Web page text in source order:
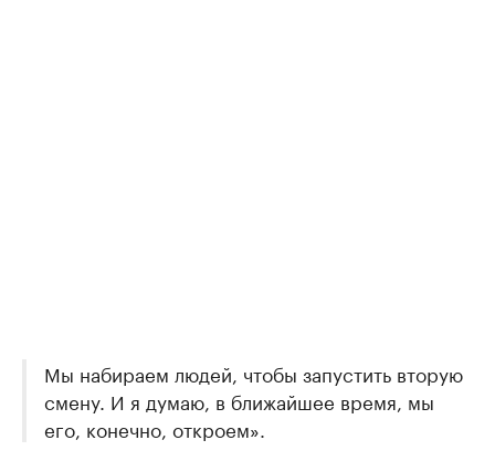
Мы набираем людей, чтобы запустить вторую
смену. И я думаю, в ближайшее время, мы
его, конечно, откроем».